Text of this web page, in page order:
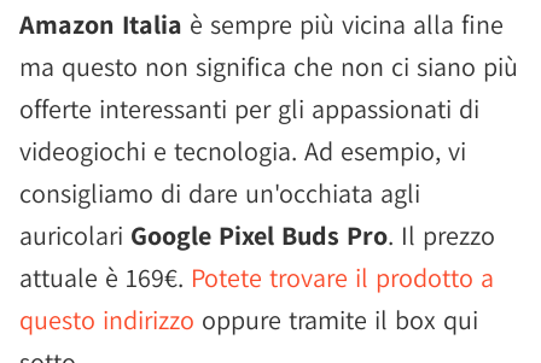
Amazon Italia è sempre più vicina alla fine
ma questo non significa che non ci siano più
offerte interessanti per gli appassionati di
videogiochi e tecnologia. Ad esempio, vi
consigliamo di dare un'occhiata agli
auricolari Google Pixel Buds Pro. Il prezzo
attuale è 169€. Potete trovare il prodotto a
questo indirizzo oppure tramite il box qui